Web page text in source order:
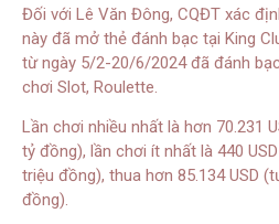
Đối với Lê Văn Đông, CQĐT xác
này đã mở thẻ đánh bạc tại King
từ ngày 5/2-20/6/2024 đã đánh
chơi Slot, Roulette.
Lần chơi nhiều nhất là hơn 70.231
tỷ đồng), lần chơi ít nhất là 440
triệu đồng), thua hơn 85.134 USD
đồng).